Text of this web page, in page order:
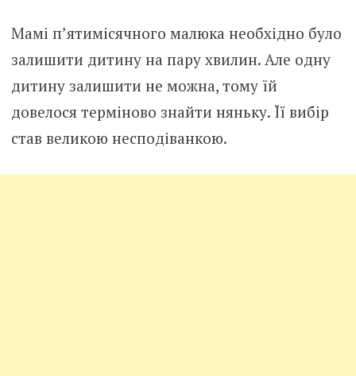
Мамі п’ятимісячного малюка необхідно було
залишити дитину на пару хвилин. Але одну
дитину залишити не можна, тому їй
довелося терміново знайти няньку. Її вибір
став великою несподіванкою.